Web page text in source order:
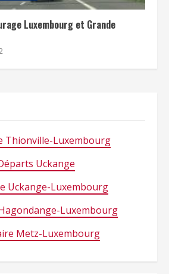
Luxembourg et Grande
Thionville-Luxembourg
Uckange
Uckange-Luxembourg
Luxembourg
Metz-Luxembourg